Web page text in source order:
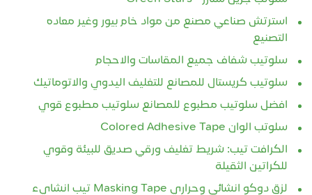
استرتش صناعي مصنع من مواد خام بيور وغير معاده
التصنيع
سلوتيب شفاف جميع المقاسات والاحجام
سلوتيب كريستال للمصانع للتغليف اليدوي والاتوماتيك
افضل سلوتيب مطبوع للمصانع سلوتيب مطبوع قوي
سلوتب الوان Colored Adhesive Tape
الكرافت تيب: شريط تغليف ورقي صديق للبيئة وقوي
للكراتين الثقيلة
لزق دوكو انشائي وحراري Masking Tape تيب انشايء